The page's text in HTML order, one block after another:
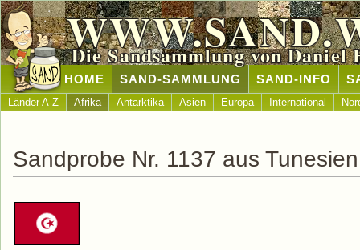
Die Sandsammlung von Daniel
HOME SAND-SAMMLUNG SAND-INFO
Länder A-Z Afrika Antarktika Asien Europa International
Sandprobe Nr. 1137 aus Tunesien